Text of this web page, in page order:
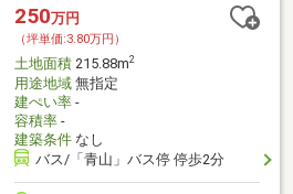
250万円
（坪単価:3.80万円）
土地面積215.88m2
用途地域無指定
建ぺい率-
容積率-
建築条件なし
バス/「青山」バス停 停歩2分